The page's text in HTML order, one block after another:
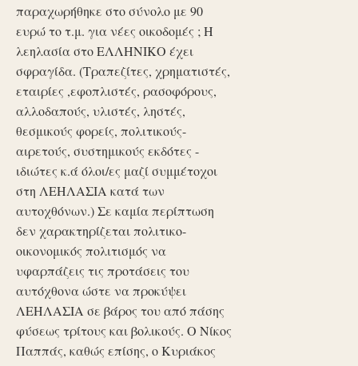
παραχωρήθηκε στο σύνολο με 90
ευρώ το τ.μ. για νέες οικοδομές ; Η
λεηλασία στο ΕΛΛΗΝΙΚΟ έχει
σφραγίδα. (Τραπεζίτες, χρηματιστές,
εταιρίες ,εφοπλιστές, ρασοφόρους,
αλλοδαπούς, υλιστές, ληστές,
θεσμικούς φορείς, πολιτικούς-
αιρετούς, συστημικούς εκδότες -
ιδιώτες κ.ά όλοι/ες μαζί συμμέτοχοι
στη ΛΕΗΛΑΣΙΑ κατά των
αυτοχθόνων.) Σε καμία περίπτωση
δεν χαρακτηρίζεται πολιτικο-
οικονομικός πολιτισμός να
υφαρπάζεις τις προτάσεις του
αυτόχθονα ώστε να προκύψει
ΛΕΗΛΑΣΙΑ σε βάρος του από πάσης
φύσεως τρίτους και βολικούς. Ο Νίκος
Παππάς, καθώς επίσης, ο Κυριάκος